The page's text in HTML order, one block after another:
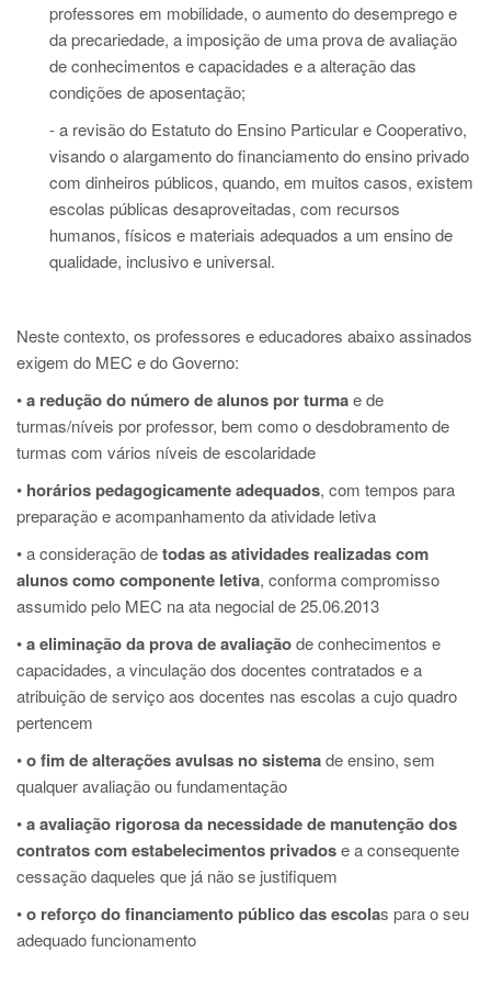
professores em mobilidade, o aumento do desemprego e
da precariedade, a imposição de uma prova de avaliação
de conhecimentos e capacidades e a alteração das
condições de aposentação;
- a revisão do Estatuto do Ensino Particular e Cooperativo,
visando o alargamento do financiamento do ensino privado
com dinheiros públicos, quando, em muitos casos, existem
escolas públicas desaproveitadas, com recursos
humanos, físicos e materiais adequados a um ensino de
qualidade, inclusivo e universal.
Neste contexto, os professores e educadores abaixo assinados
exigem do MEC e do Governo:
•a redução do número de alunos por turmae de
turmas/níveis por professor, bem como o desdobramento de
turmas com vários níveis de escolaridade
• horários pedagogicamente adequados, com tempos para
preparação e acompanhamento da atividade letiva
• a consideração detodas as atividades realizadas com
alunos como componente letiva, conforma compromisso
assumido pelo MEC na ata negocial de 25.06.2013
•a eliminação da prova de avaliaçãode conhecimentos e
capacidades, a vinculação dos docentes contratados e a
atribuição de serviço aos docentes nas escolas a cujo quadro
pertencem
•o fim de alterações avulsas no sistemade ensino, sem
qualquer avaliação ou fundamentação
•a avaliação rigorosa da necessidade de manutenção dos
contratos com estabelecimentos privadose a consequente
cessação daqueles que já não se justifiquem
•o reforço do financiamento público das escolas para o seu
adequado funcionamento